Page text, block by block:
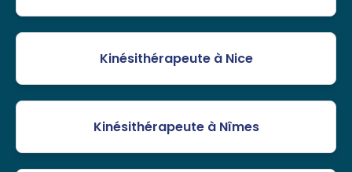
Kinésithérapeute à Nice
Kinésithérapeute à Nîmes